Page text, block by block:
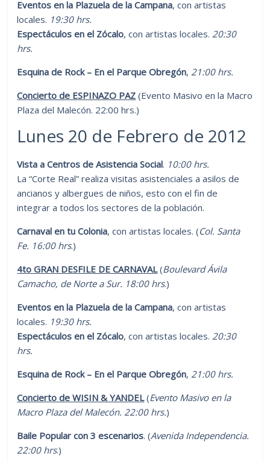
Eventos en la Plazuela de la Campana, con artistas
locales. 19:30 hrs.
Espectáculos en el Zócalo, con artistas locales. 20:30
hrs.
Esquina de Rock – En el Parque Obregón, 21:00 hrs.
Concierto de ESPINAZO PAZ (Evento Masivo en la Macro
Plaza del Malecón. 22:00 hrs.)
Lunes 20 de Febrero de 2012
Vista a Centros de Asistencia Social. 10:00 hrs.
La “Corte Real” realiza visitas asistenciales a asilos de
ancianos y albergues de niños, esto con el fin de
integrar a todos los sectores de la población.
Carnaval en tu Colonia, con artistas locales. (Col. Santa
Fe. 16:00 hrs.)
4to GRAN DESFILE DE CARNAVAL(Boulevard Ávila
Camacho, de Norte a Sur. 18:00 hrs.)
Eventos en la Plazuela de la Campana, con artistas
locales. 19:30 hrs.
Espectáculos en el Zócalo, con artistas locales. 20:30
hrs.
Esquina de Rock – En el Parque Obregón, 21:00 hrs.
Concierto de WISIN & YANDEL(Evento Masivo en la
Macro Plaza del Malecón. 22:00 hrs.)
Baile Popular con 3 escenarios. (Avenida Independencia.
22:00 hrs.)